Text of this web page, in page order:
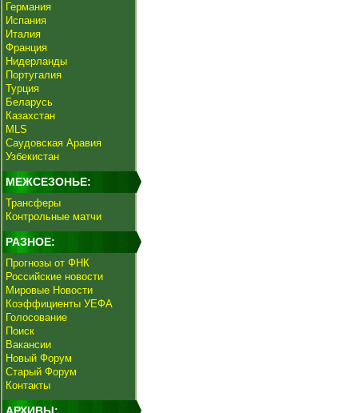
Германия
Испания
Италия
Франция
Нидерланды
Португалия
Турция
Беларусь
Казахстан
MLS
Саудовская Аравия
Узбекистан
МЕЖСЕЗОНЬЕ:
Трансферы
Контрольные матчи
РАЗНОЕ:
Прогнозы от ФНК
Российские новости
Мировые Новости
Коэффициенты УЕФА
Голосование
Поиск
Вакансии
Новый Форум
Старый Форум
Контакты